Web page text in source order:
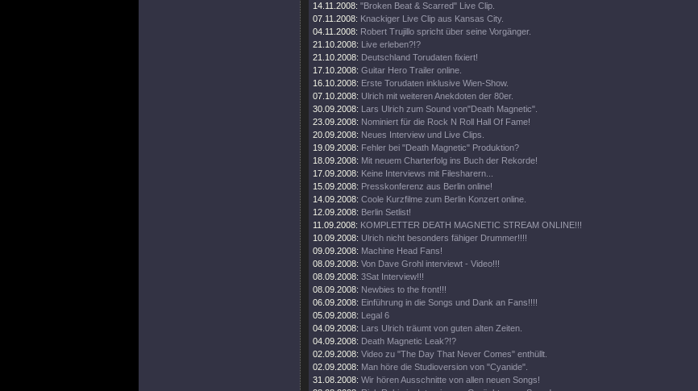
14.11.2008: "Broken Beat & Scarred" Live Clip.
07.11.2008: Knackiger Live Clip aus Kansas City.
04.11.2008: Robert Trujillo spricht über seine Vorgänger.
21.10.2008: Live erleben?!?
21.10.2008: Deutschland Torudaten fixiert!
17.10.2008: Guitar Hero Trailer online.
16.10.2008: Erste Torudaten inklusive Wien-Show.
07.10.2008: Ulrich mit weiteren Anekdoten der 80er.
30.09.2008: Lars Ulrich zum Sound von"Death Magnetic".
23.09.2008: Nominiert für die Rock N Roll Hall Of Fame!
20.09.2008: Neues Interview und Live Clips.
19.09.2008: Fehler bei "Death Magnetic" Produktion?
18.09.2008: Mit neuem Charterfolg ins Buch der Rekorde!
17.09.2008: Keine Interviews mit Filesharern...
15.09.2008: Presskonferenz aus Berlin online!
14.09.2008: Coole Kurzfilme zum Berlin Konzert online.
12.09.2008: Berlin Setlist!
11.09.2008: KOMPLETTER DEATH MAGNETIC STREAM ONLINE!!!
10.09.2008: Ulrich nicht besonders fähiger Drummer!!!!
09.09.2008: Machine Head Fans!
08.09.2008: Von Dave Grohl interviewt - Video!!!
08.09.2008: 3Sat Interview!!!
08.09.2008: Newbies to the front!!!
06.09.2008: Einführung in die Songs und Dank an Fans!!!!
05.09.2008: Legal 6
04.09.2008: Lars Ulrich träumt von guten alten Zeiten.
04.09.2008: Death Magnetic Leak?!?
02.09.2008: Video zu "The Day That Never Comes" enthüllt.
02.09.2008: Man höre die Studioversion von "Cyanide".
31.08.2008: Wir hören Ausschnitte von allen neuen Songs!